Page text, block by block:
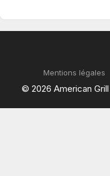
Mentions légales
© 2026 American Grill